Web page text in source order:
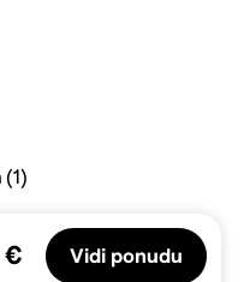
€ Vidi ponudu